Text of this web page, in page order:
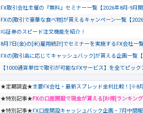
FX取引会社主催の『無料』セミナー一覧【2026年8月-9月
FXの[取引で豪華な食べ物]が貰えるキャンペーン一覧【2026
IG証券のスピード注文機能を紹介！
8月7日(金)の[米)雇用統計]でセミナーを実施するFX会社一
FXの[取引高に応じてキャッシュバック]が貰える企画一覧【
【1000通貨単位で取引が可能なFXサービス】を全てピッ
★定期調査★主要FX会社・最新スプレッド金利比較！[※8
★特別記事★FXの口座開設で現金が貰える[お得]ランキング
★特別記事★FX口座開設キャッシュバック企画・7月中間